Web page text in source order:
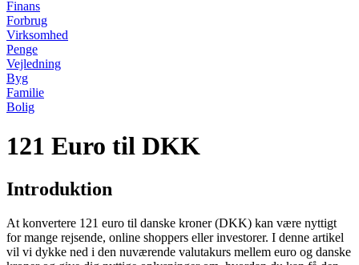
Finans
Forbrug
Virksomhed
Penge
Vejledning
Byg
Familie
Bolig
121 Euro til DKK
Introduktion
At konvertere 121 euro til danske kroner (DKK) kan være nyttigt
for mange rejsende, online shoppers eller investorer. I denne artikel
vil vi dykke ned i den nuværende valutakurs mellem euro og danske